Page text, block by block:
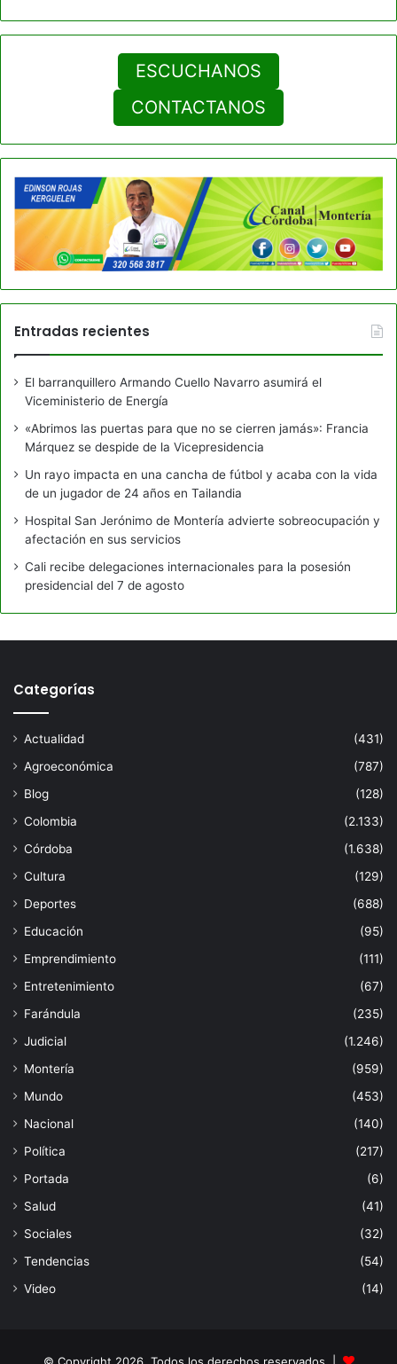
ESCUCHANOS
CONTACTANOS
Entradas recientes
El barranquillero Armando Cuello Navarro asumirá el
Viceministerio de Energía
«Abrimos las puertas para que no se cierren jamás»: Francia
Márquez se despide de la Vicepresidencia
Un rayo impacta en una cancha de fútbol y acaba con la vida
de un jugador de 24 años en Tailandia
Hospital San Jerónimo de Montería advierte sobreocupación y
afectación en sus servicios
Cali recibe delegaciones internacionales para la posesión
presidencial del 7 de agosto
Categorías
Actualidad
(431)
Agroeconómica
(787)
Blog
(128)
Colombia
(2.133)
Córdoba
(1.638)
Cultura
(129)
Deportes
(688)
Educación
(95)
Emprendimiento
(111)
Entretenimiento
(67)
Farándula
(235)
Judicial
(1.246)
Montería
(959)
Mundo
(453)
Nacional
(140)
Política
(217)
Portada
(6)
Salud
(41)
Sociales
(32)
Tendencias
(54)
Video
(14)
© Copyright 2026, Todos los derechos reservados |